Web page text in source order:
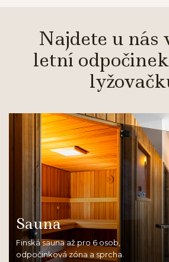
Najdete u nás
letní
Sauna
Finská sauna až pro 6 osob,
odpočinková zóna a sprcha.